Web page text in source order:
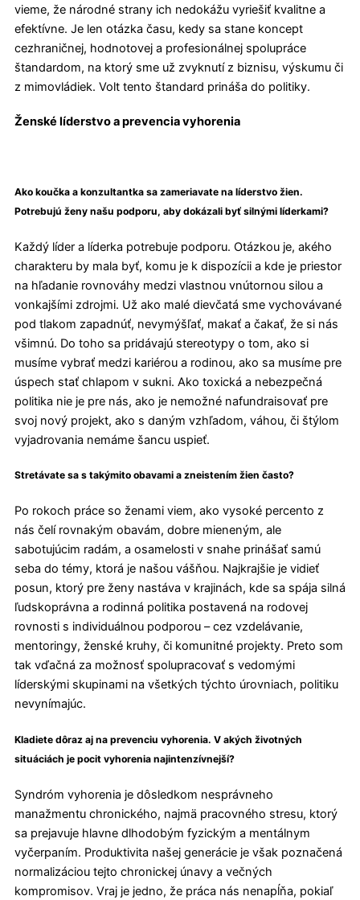
vieme, že národné strany ich nedokážu vyriešiť kvalitne a
efektívne. Je len otázka času, kedy sa stane koncept
cezhraničnej, hodnotovej a profesionálnej spolupráce
štandardom, na ktorý sme už zvyknutí z biznisu, výskumu či
z mimovládiek. Volt tento štandard prináša do politiky.
Ženské líderstvo a prevencia vyhorenia
Ako koučka a konzultantka sa zameriavate na líderstvo žien.
Potrebujú ženy našu podporu, aby dokázali byť silnými líderkami?
Každý líder a líderka potrebuje podporu. Otázkou je, akého
charakteru by mala byť, komu je k dispozícii a kde je priestor
na hľadanie rovnováhy medzi vlastnou vnútornou silou a
vonkajšími zdrojmi. Už ako malé dievčatá sme vychovávané
pod tlakom zapadnúť, nevymýšľať, makať a čakať, že si nás
všimnú. Do toho sa pridávajú stereotypy o tom, ako si
musíme vybrať medzi kariérou a rodinou, ako sa musíme pre
úspech stať chlapom v sukni. Ako toxická a nebezpečná
politika nie je pre nás, ako je nemožné nafundraisovať pre
svoj nový projekt, ako s daným vzhľadom, váhou, či štýlom
vyjadrovania nemáme šancu uspieť.
Stretávate sa s takýmito obavami a zneistením žien často?
Po rokoch práce so ženami viem, ako vysoké percento z
nás čelí rovnakým obavám, dobre mieneným, ale
sabotujúcim radám, a osamelosti v snahe prinášať samú
seba do témy, ktorá je našou vášňou. Najkrajšie je vidieť
posun, ktorý pre ženy nastáva v krajinách, kde sa spája silná
ľudskoprávna a rodinná politika postavená na rodovej
rovnosti s individuálnou podporou – cez vzdelávanie,
mentoringy, ženské kruhy, či komunitné projekty. Preto som
tak vďačná za možnosť spolupracovať s vedomými
líderskými skupinami na všetkých týchto úrovniach, politiku
nevynímajúc.
Kladiete dôraz aj na prevenciu vyhorenia. V akých životných
situáciách je pocit vyhorenia najintenzívnejší?
Syndróm vyhorenia je dôsledkom nesprávneho
manažmentu chronického, najmä pracovného stresu, ktorý
sa prejavuje hlavne dlhodobým fyzickým a mentálnym
vyčerpaním. Produktivita našej generácie je však poznačená
normalizáciou tejto chronickej únavy a večných
kompromisov. Vraj je jedno, že práca nás nenapĺňa, pokiaľ